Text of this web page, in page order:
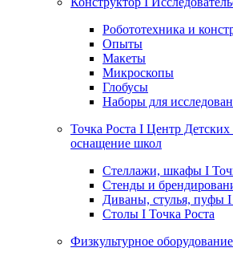
Робототехника и
Опыты
Макеты
Микроскопы
Глобусы
Наборы для
Точка Роста I Центр
оснащение школ
Стеллажи, шкафы I
Стенды и
Диваны, стулья, пуфы I
Столы I Точка Роста
Физкультурное оборудование